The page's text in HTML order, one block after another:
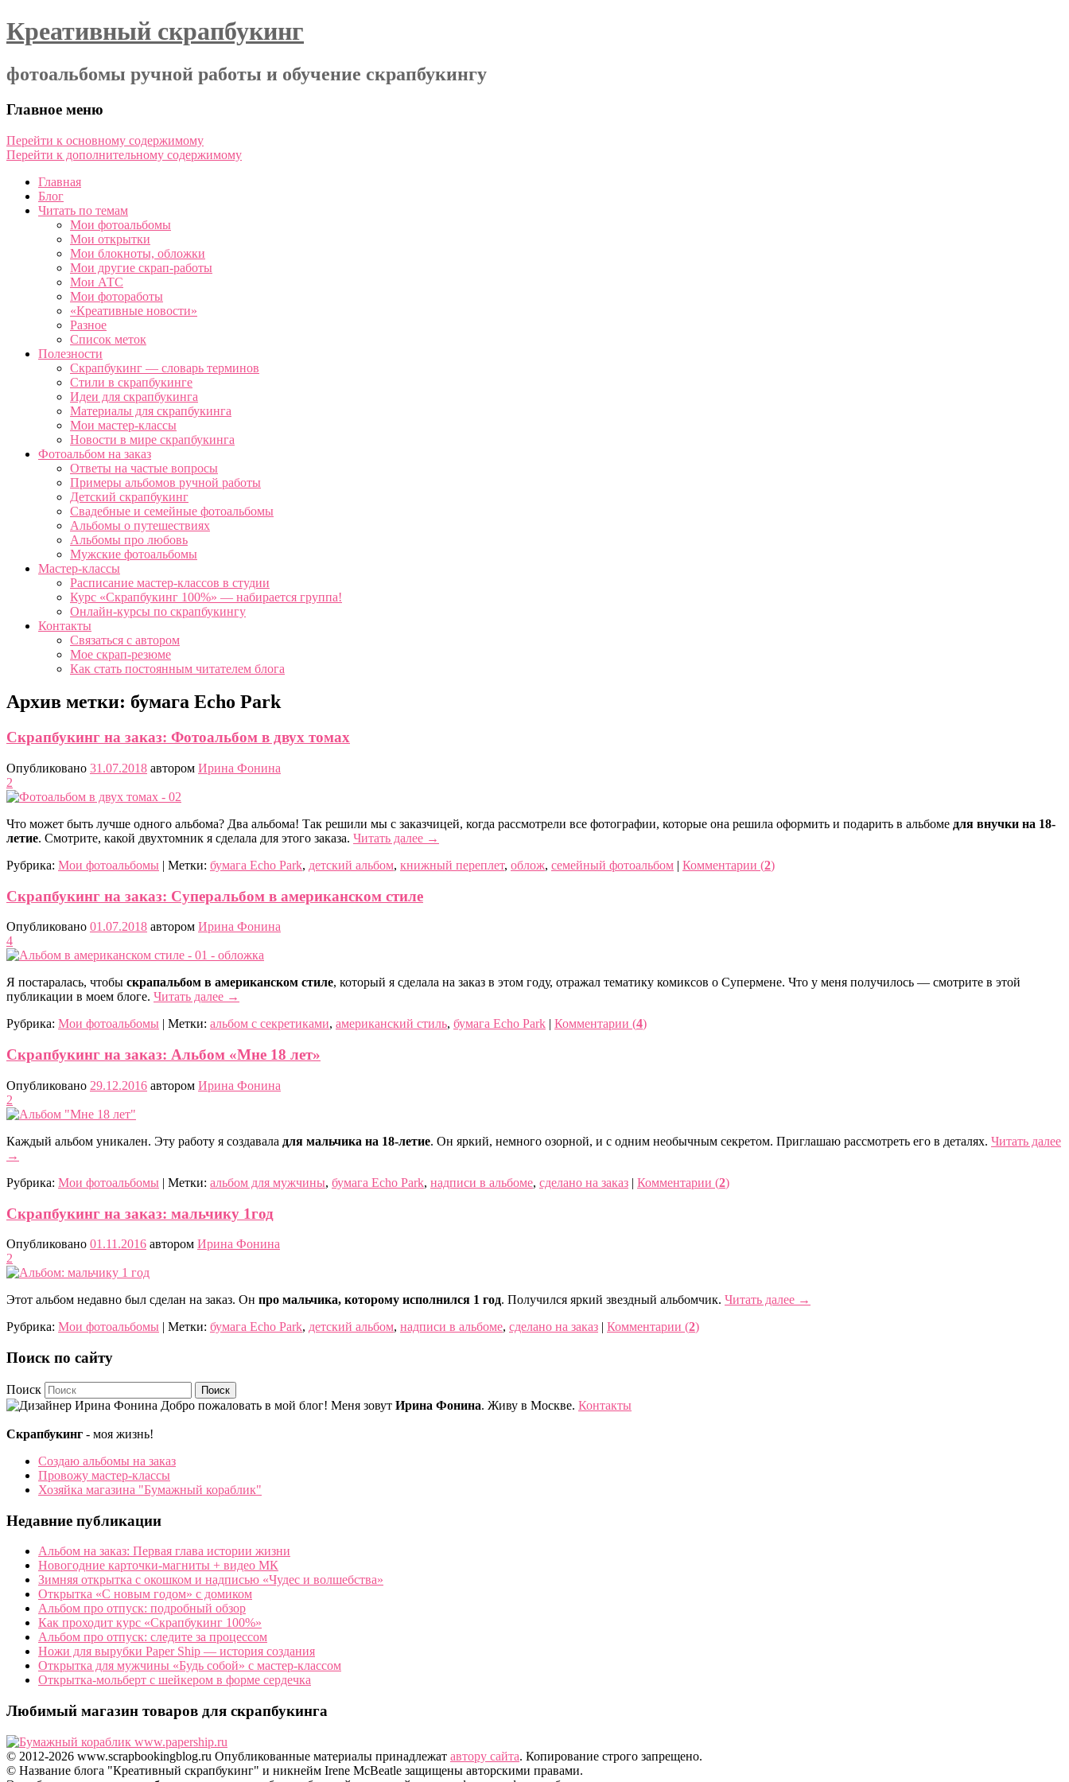
Креативный скрапбукинг
фотоальбомы ручной работы и обучение скрапбукингу
Главное меню
Перейти к основному содержимому
Перейти к дополнительному содержимому
Главная
Блог
Читать по темам
Мои фотоальбомы
Мои открытки
Мои блокноты, обложки
Мои другие скрап-работы
Мои АТС
Мои фотоработы
«Креативные новости»
Разное
Список меток
Полезности
Скрапбукинг — словарь терминов
Стили в скрапбукинге
Идеи для скрапбукинга
Материалы для скрапбукинга
Мои мастер-классы
Новости в мире скрапбукинга
Фотоальбом на заказ
Ответы на частые вопросы
Примеры альбомов ручной работы
Детский скрапбукинг
Свадебные и семейные фотоальбомы
Альбомы о путешествиях
Альбомы про любовь
Мужские фотоальбомы
Мастер-классы
Расписание мастер-классов в студии
Курс «Скрапбукинг 100%» — набирается группа!
Онлайн-курсы по скрапбукингу
Контакты
Связаться с автором
Мое скрап-резюме
Как стать постоянным читателем блога
Архив метки: бумага Echo Park
Скрапбукинг на заказ: Фотоальбом в двух томах
Опубликовано 31.07.2018 автором Ирина Фонина
2
Что может быть лучше одного альбома? Два альбома! Так решили мы с заказчицей, когда рассмотрели все фотографии, которые она решила оформить и подарить в альбоме для внучки на 18-
летие. Смотрите, какой двухтомник я сделала для этого заказа. Читать далее →
Рубрика: Мои фотоальбомы | Метки: бумага Echo Park, детский альбом, книжный переплет, облож, семейный фотоальбом | Комментарии (2)
Скрапбукинг на заказ: Суперальбом в американском стиле
Опубликовано 01.07.2018 автором Ирина Фонина
4
Я постаралась, чтобы скрапальбом в американском стиле, который я сделала на заказ в этом году, отражал тематику комиксов о Cупермене. Что у меня получилось — смотрите в этой
публикации в моем блоге. Читать далее →
Рубрика: Мои фотоальбомы Метки: альбом с секретиками, американский стиль, бумага Echo Park Комментарии (4)
Скрапбукинг на заказ: Альбом «Мне 18 лет»
Опубликовано 29.12.2016 автором Ирина Фонина
2
Каждый альбом уникален. Эту работу я создавала для мальчика на 18-летие. Он яркий, немного озорной, и с одним необычным секретом. Приглашаю рассмотреть его в деталях. Читать далее
→
Рубрика: Мои фотоальбомы | Метки: альбом для мужчины, бумага Echo Park, надписи в альбоме, сделано на заказ | Комментарии (2)
Скрапбукинг на заказ: мальчику 1год
Опубликовано 01.11.2016 автором Ирина Фонина
2
Этот альбом недавно был сделан на заказ. Он про мальчика, которому исполнился 1 год. Получился яркий звездный альбомчик. Читать далее →
Рубрика: Мои фотоальбомы | Метки: бумага Echo Park, детский альбом, надписи в альбоме, сделано на заказ | Комментарии (2)
Поиск по сайту
Поиск
Добро пожаловать в мой блог! Меня зовут Ирина Фонина. Живу в Москве. Контакты
Скрапбукинг - моя жизнь!
Создаю альбомы на заказ
Провожу мастер-классы
Хозяйка магазина "Бумажный кораблик"
Недавние публикации
Альбом на заказ: Первая глава истории жизни
Новогодние карточки-магниты + видео МК
Зимняя открытка с окошком и надписью «Чудес и волшебства»
Открытка «С новым годом» с домиком
Альбом про отпуск: подробный обзор
Как проходит курс «Скрапбукинг 100%»
Альбом про отпуск: следите за процессом
Ножи для вырубки Paper Ship — история создания
Открытка для мужчины «Будь собой» с мастер-классом
Открытка-мольберт с шейкером в форме сердечка
Любимый магазин товаров для скрапбукинга
© 2012-2026 www.scrapbookingblog.ru Опубликованные материалы принадлежат автору сайта. Копирование строго запрещено.
© Название блога "Креативный скрапбукинг" и никнейм Irene McBeatle защищены авторскими правами.